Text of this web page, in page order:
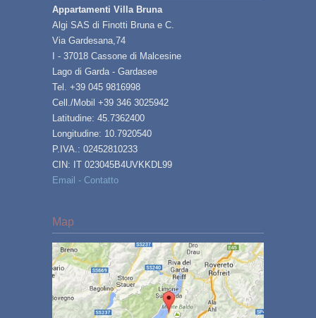
Appartamenti Villa Bruna
Algi SAS di Finotti Bruna e C.
Via Gardesana,74
I - 37018 Cassone di Malcesine
Lago di Garda - Gardasee
Tel. +39 045 9816998
Cell./Mobil +39 346 3025942
Latitudine: 45.7362400
Longitudine: 10.7920540
P.IVA.: 02452810233
CIN: IT 023045B4UVKKDL99
Email - Contatto
Map